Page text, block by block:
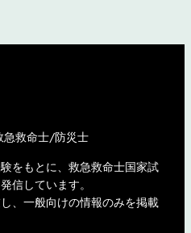
急救命士/防災士
をもとに、救急救命士国家試
信しています。
、一般向けの情報のみを掲載